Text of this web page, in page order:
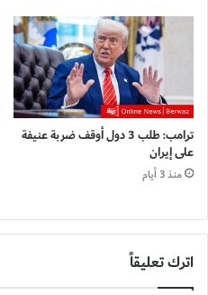
ترامب: طلب 3 دول أوقف ضربة عنيفة
على إيران
منذ 3 أيام
اترك تعليقاً